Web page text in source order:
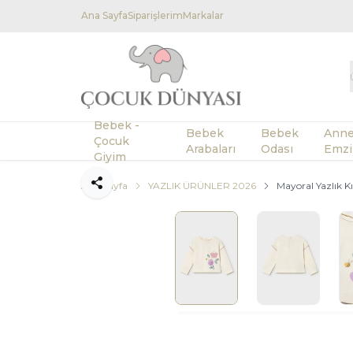
Ana SayfaSiparişlerimMarkalar
Bebek -
Çocuk
Giyim
Bebek
Arabaları
Bebek
Odası
Ana Sayfa YAZLIK ÜRÜNLER 2026 Mayoral Yazlık
Paylaş